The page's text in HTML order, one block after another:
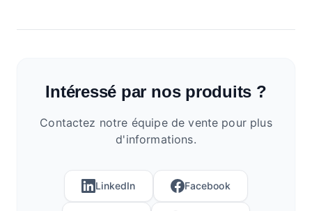
Intéressé par nos produits ?
Contactez notre équipe de vente pour plus
d'informations.
LinkedIn Facebook